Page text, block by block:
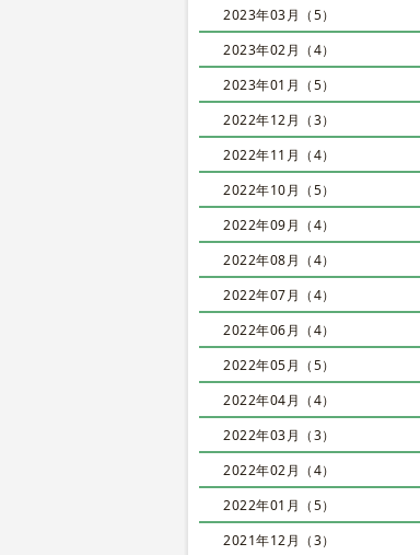
2023年03月（5）
2023年02月（4）
2023年01月（5）
2022年12月（3）
2022年11月（4）
2022年10月（5）
2022年09月（4）
2022年08月（4）
2022年07月（4）
2022年06月（4）
2022年05月（5）
2022年04月（4）
2022年03月（3）
2022年02月（4）
2022年01月（5）
2021年12月（3）